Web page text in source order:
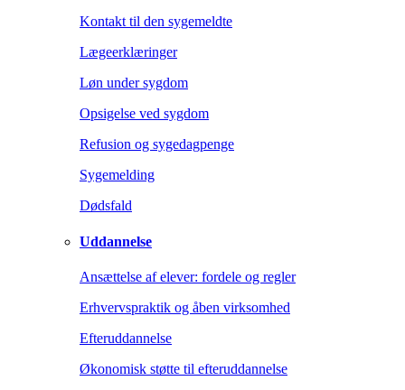
Kontakt til den sygemeldte
Lægeerklæringer
Løn under sygdom
Opsigelse ved sygdom
Refusion og sygedagpenge
Sygemelding
Dødsfald
Uddannelse
Ansættelse af elever: fordele og regler
Erhvervspraktik og åben virksomhed
Efteruddannelse
Økonomisk støtte til efteruddannelse